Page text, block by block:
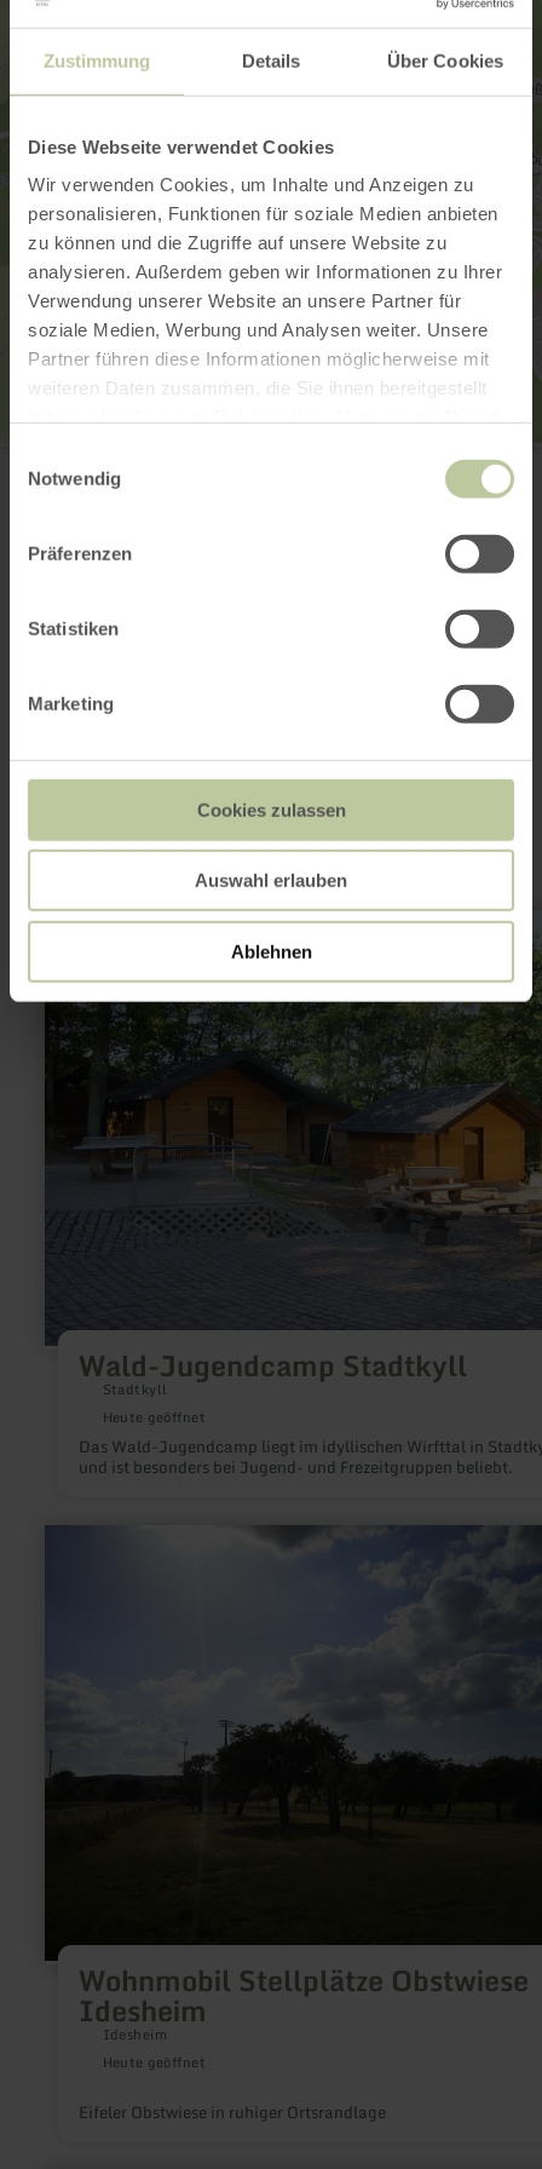
Zustimmung Details Über Cookies
Diese Webseite verwendet Cookies
Wir verwenden Cookies, um Inhalte und Anzeigen zu
personalisieren, Funktionen für soziale Medien anbieten
zu können und die Zugriffe auf unsere Website zu
analysieren. Außerdem geben wir Informationen zu Ihrer
Verwendung unserer Website an unsere Partner für
soziale Medien, Werbung und Analysen weiter. Unsere
Partner führen diese Informationen möglicherweise mit
weiteren Daten zusammen, die Sie ihnen bereitgestellt
Notwendig
Präferenzen
Statistiken
Marketing
Cookies zulassen
Auswahl erlauben
Ablehnen
Marktstraße 3
54673 Neuerburg
in Karte anzeigen
Das könnte auch
noch interessant
sein
Wald-Jugendcamp Stadtkyll
Stadtkyll
Heute geöffnet
Das Wald-Jugendcamp liegt im idyllischen Wirfttal in
und ist besonders bei Jugend- und Frezeitgruppen beliebt.
mehr
Wald-
Jugendcamp
Stadtkyll
Wohnmobil Stellplätze Obstwiese
Idesheim
Idesheim
Heute geöffnet
Eifeler Obstwiese in ruhiger Ortsrandlage